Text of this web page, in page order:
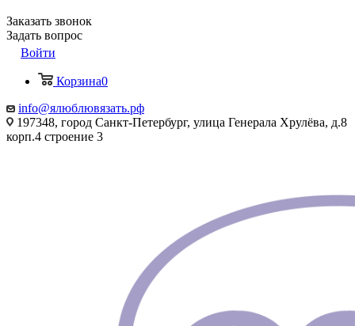
Заказать звонок
Задать вопрос
Войти
Корзина0
info@ялюблювязать.рф
197348, город Санкт-Петербург, улица Генерала Хрулёва, д.8
корп.4 строение 3